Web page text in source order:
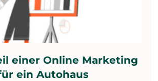
einer Online Marketing
ein Autohaus